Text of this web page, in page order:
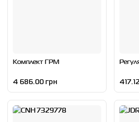
Комплект ГРМ
4 686.00 грн